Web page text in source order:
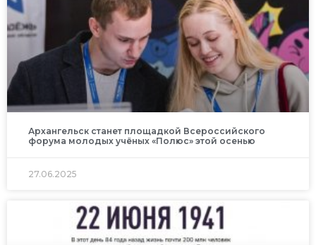
Архангельск станет площадкой Всероссийского
форума молодых учёных «Полюс» этой осенью
27.06.2025